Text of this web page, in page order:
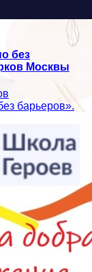
без
Москвы
барьеров».